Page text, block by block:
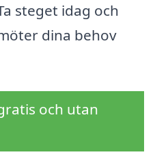
steget idag och
dina behov
och utan